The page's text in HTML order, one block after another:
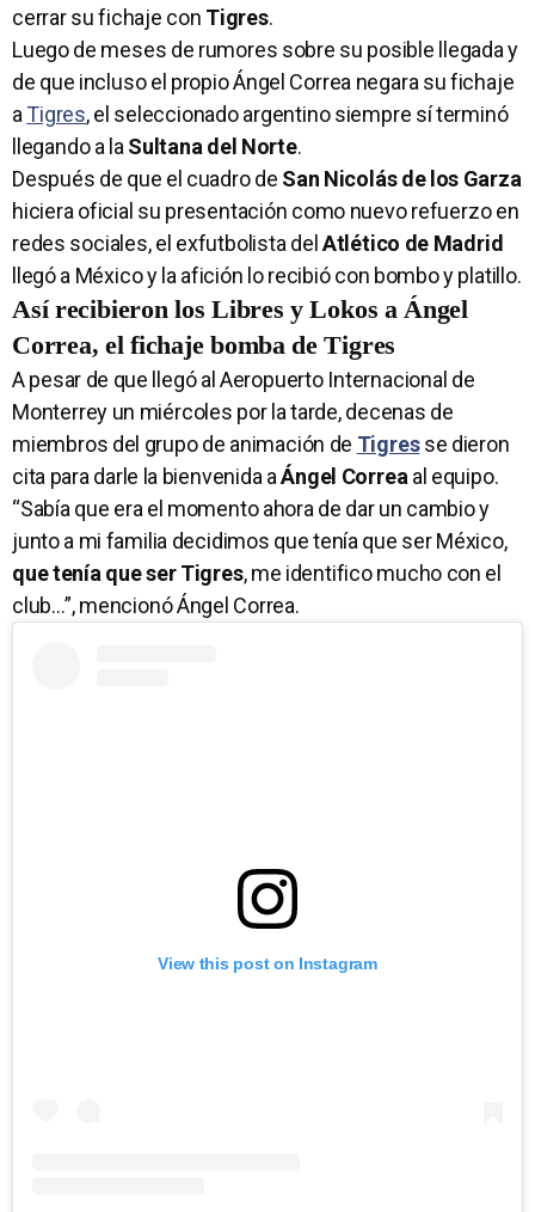
cerrar su fichaje con Tigres.
Luego de meses de rumores sobre su posible llegada y
de que incluso el propio Ángel Correa negara su fichaje
aTigres, el seleccionado argentino siempre sí terminó
llegando a laSultana del Norte.
Después de que el cuadro de San Nicolás de los Garza
hiciera oficial su presentación como nuevo refuerzo en
redes sociales, el exfutbolista del Atlético de Madrid
llegó a México y la afición lo recibió con bombo y platillo.
Así recibieron los Libres y Lokos a Ángel
Correa, el fichaje bomba de Tigres
A pesar de que llegó al Aeropuerto Internacional de
Monterrey un miércoles por la tarde, decenas de
miembros del grupo de animación de Tigresse dieron
cita para darle la bienvenida aÁngel Correaal equipo.
“Sabía que era el momento ahora de dar un cambio y
junto a mi familia decidimos que tenía que ser México,
que tenía que ser Tigres, me identifico mucho con el
club…”, mencionó Ángel Correa.
View this post on Instagram